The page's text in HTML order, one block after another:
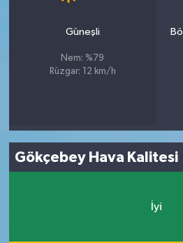
Güneşli
Nem: %79
Rüzgar: 12 km/h
Gökçebey Hava Kalitesi
İyi